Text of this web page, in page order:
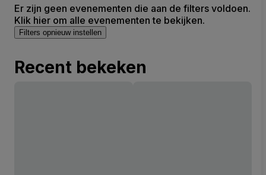
Er zijn geen evenementen die aan de filters voldoen.
Klik hier om alle evenementen te bekijken.
Filters opnieuw instellen
Recent bekeken